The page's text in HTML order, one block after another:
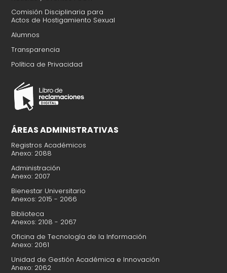
Comisión Disciplinaria para
Actos de Hostigamiento Sexual​
Alumnos
Transparencia
Política de Privacidad​
ÁREAS ADMINISTRATIVAS
Registros Académicos
Anexo: 2088
Administración
Anexo: 2007
Bienestar Universitario
Anexos: 2015 - 2066
Biblioteca
Anexos: 2108 - 2067
Oficina de Tecnología de la Información
Anexo: 2061
Unidad de Gestión Académica e Innovación
Anexo: 2062